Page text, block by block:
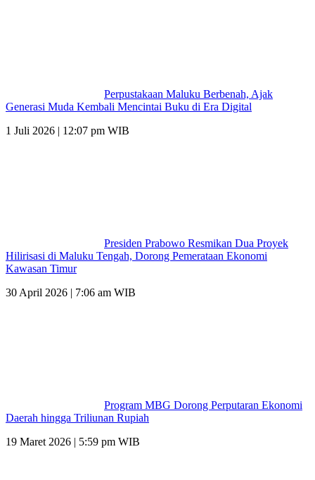
Perpustakaan Maluku Berbenah, Ajak
Generasi Muda Kembali Mencintai Buku di Era Digital
1 Juli 2026 | 12:07 pm WIB
Presiden Prabowo Resmikan Dua Proyek
Hilirisasi di Maluku Tengah, Dorong Pemerataan Ekonomi
Kawasan Timur
30 April 2026 | 7:06 am WIB
Program MBG Dorong Perputaran Ekonomi
Daerah hingga Triliunan Rupiah
19 Maret 2026 | 5:59 pm WIB